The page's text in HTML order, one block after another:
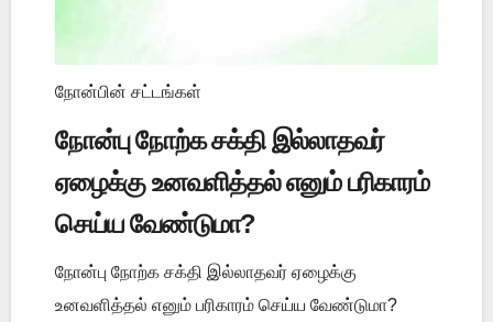
நோன்பின் சட்டங்கள்
நோன்பு நோற்க சக்தி இல்லாதவர்
ஏழைக்கு உனவளித்தல் எனும் பரிகாரம்
செய்ய வேண்டுமா?
நோன்பு நோற்க சக்தி இல்லாதவர் ஏழைக்கு
உனவளித்தல் எனும் பரிகாரம் செய்ய வேண்டுமா?